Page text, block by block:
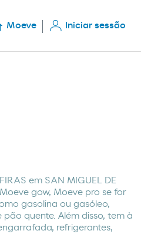
Moeve Iniciar sessão
em SAN MIGUEL DE
gow, Moeve pro se for
gasolina ou gasóleo,
quente. Além disso, tem à
refrigerantes,